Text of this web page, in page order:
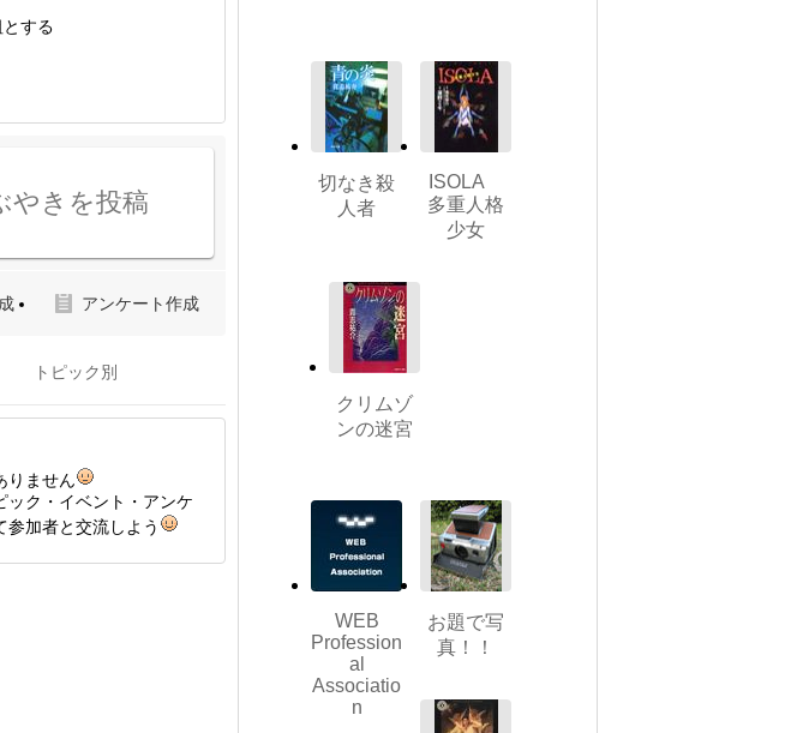
する
やきを投稿
アンケート作成
トピック別
りません
ック・イベント・アンケ
参加者と交流しよう
切なき殺
人者
ISOLA
多重人格
少女
クリムゾ
ンの迷宮
WEB
Profession
al
Associatio
n
お題で写
真！！